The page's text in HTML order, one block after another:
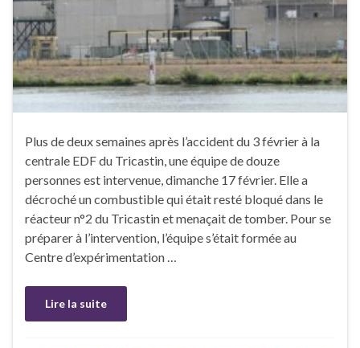
Plus de deux semaines après l’accident du 3 février à la
centrale EDF du Tricastin, une équipe de douze
personnes est intervenue, dimanche 17 février. Elle a
décroché un combustible qui était resté bloqué dans le
réacteur n°2 du Tricastin et menaçait de tomber. Pour se
préparer à l’intervention, l’équipe s’était formée au
Centre d’expérimentation …
Lire la suite